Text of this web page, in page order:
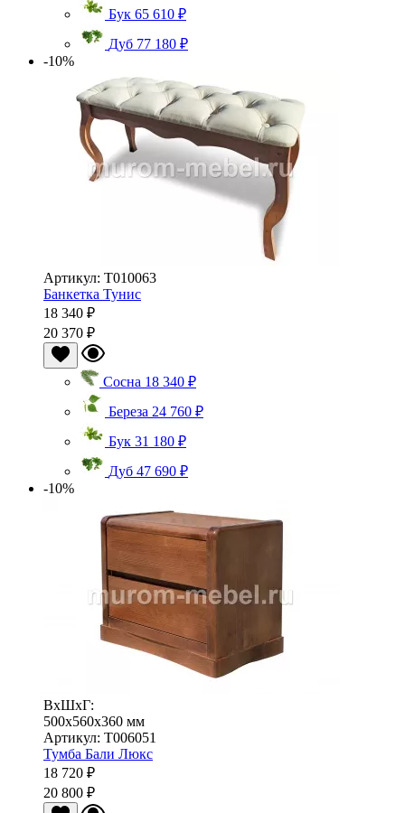
Бук 65 610 ₽
Дуб 77 180 ₽
-10%
Артикул: Т010063
Банкетка Тунис
18 340 ₽
20 370 ₽
Сосна 18 340 ₽
Береза 24 760 ₽
Бук 31 180 ₽
Дуб 47 690 ₽
-10%
ВхШхГ:
500x560x360 мм
Артикул: Т006051
Тумба Бали Люкс
18 720 ₽
20 800 ₽